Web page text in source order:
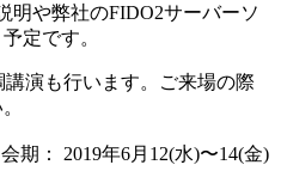
明や弊社のFIDO2サーバーソ
定です。
演も行います。ご来場の際
期： 2019年6月12(水)〜14(金)